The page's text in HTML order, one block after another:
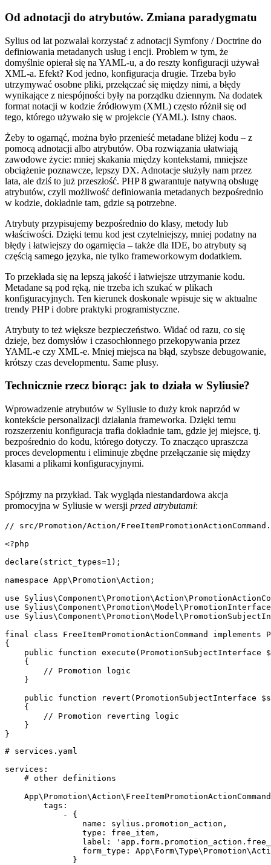
Od adnotacji do atrybutów. Zmiana paradygmatu
Sylius od lat pozwalał korzystać z adnotacji Symfony / Doctrine do
definiowania metadanych usług i encji. Problem w tym, że
domyślnie opierał się na YAML-u, a do reszty konfiguracji używał
XML-a. Efekt? Kod jedno, konfiguracja drugie. Trzeba było
utrzymywać osobne pliki, przełączać się między nimi, a błędy
wynikające z niespójności były na porządku dziennym. Na dodatek
format notacji w kodzie źródłowym (XML) często różnił się od
tego, którego używało się w projekcie (YAML). Istny chaos.
Żeby to ogarnąć, można było przenieść metadane bliżej kodu – z
pomocą adnotacji albo atrybutów. Oba rozwiązania ułatwiają
zawodowe życie: mniej skakania między kontekstami, mniejsze
obciążenie poznawcze, lepszy DX. Adnotacje służyły nam przez
lata, ale dziś to już przeszłość. PHP 8 gwarantuje natywną obsługę
atrybutów, czyli możliwość definiowania metadanych bezpośrednio
w kodzie, dokładnie tam, gdzie są potrzebne.
Atrybuty przypisujemy bezpośrednio do klasy, metody lub
właściwości. Dzięki temu kod jest czytelniejszy, mniej podatny na
błędy i łatwiejszy do ogarnięcia – także dla IDE, bo atrybuty są
częścią samego języka, nie tylko frameworkowym dodatkiem.
To przekłada się na lepszą jakość i łatwiejsze utrzymanie kodu.
Metadane są pod ręką, nie trzeba ich szukać w plikach
konfiguracyjnych. Ten kierunek doskonale wpisuje się w aktualne
trendy PHP i dobre praktyki programistyczne.
Atrybuty to też większe bezpieczeństwo. Widać od razu, co się
dzieje, bez domysłów i czasochłonnego przekopywania przez
YAML-e czy XML-e. Mniej miejsca na błąd, szybsze debugowanie,
krótszy czas developmentu. Same plusy.
Technicznie rzecz biorąc: jak to działa w Syliusie?
Wprowadzenie atrybutów w Syliusie to duży krok naprzód w
kontekście personalizacji działania frameworka. Dzięki temu
rozszerzeniu konfiguracja trafia dokładnie tam, gdzie jej miejsce, tj.
bezpośrednio do kodu, którego dotyczy. To znacząco upraszcza
proces developmentu i eliminuje zbędne przełączanie się między
klasami a plikami konfiguracyjnymi.
Spójrzmy na przykład. Tak wygląda niestandardowa akcja
promocyjna w Syliusie w wersji przed atrybutami:
// src/Promotion/Action/
<?php
declare(strict_types=1);
namespace App\Promotion\Action;
use
use
use
final class FreeItemPromotionActionCommand implements
{
public function execute(PromotionSubjectInterface
    {
        // Promotion logic
    }
public function revert(PromotionSubjectInterface
    {
        // Promotion reverting logic
    }
}
# services.yaml
services:
    # other definitions
        tags:
            - {
                name: sylius.promotion_action,
                type: free_item,
label:
form_type:
              }